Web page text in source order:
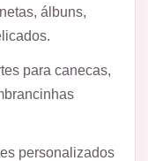
álbuns,
para canecas,
personalizados